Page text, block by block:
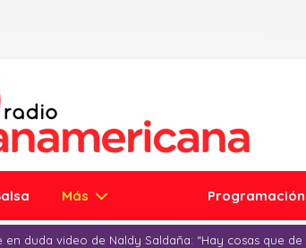
Más Programación
en duda video de Naldy Saldaña: “Hay cosas que